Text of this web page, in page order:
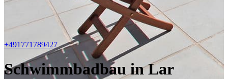
+491771789427
Schwimmbadbau in Lar